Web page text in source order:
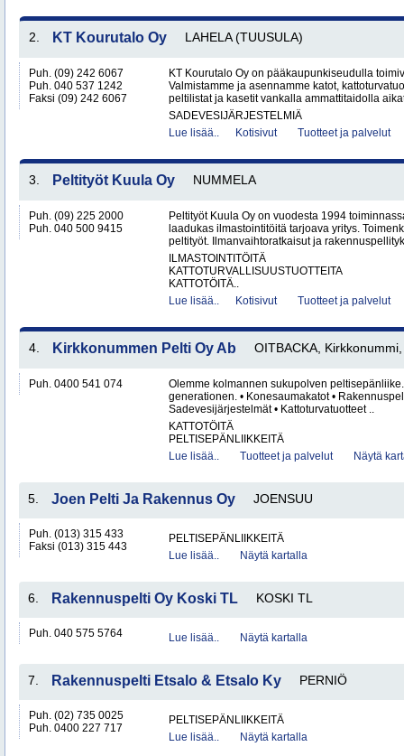
2. KT Kourutalo Oy LAHELA (TUUSULA)
Puh. (09) 242 6067
Puh. 040 537 1242
Faksi (09) 242 6067
KT Kourutalo Oy on pääkaupunkiseudulla
Valmistamme ja asennamme katot,
peltilistat ja kasetit vankalla ammattitaidolla
SADEVESIJÄRJESTELMIÄ
Lue lisää..
Kotisivut Tuotteet ja palvelut
3. Peltityöt Kuula Oy NUMMELA
Puh. (09) 225 2000
Puh. 040 500 9415
Peltityöt Kuula Oy on vuodesta 1994
laadukas ilmastointitöitä tarjoava yritys.
peltityöt. Ilmanvaihtoratkaisut ja
ILMASTOINTITÖITÄ
KATTOTURVALLISUUSTUOTTEITA
KATTOTÖITÄ..
Lue lisää..
Kotisivut Tuotteet ja palvelut
4. Kirkkonummen Pelti Oy Ab OITBACKA,
Puh. 0400 541 074
Olemme kolmannen sukupolven
generationen. • Konesaumakatot •
Sadevesijärjestelmät • Kattoturvatuotteet ..
KATTOTÖITÄ
PELTISEPÄNLIIKKEITÄ
Lue lisää..
Tuotteet ja palvelut Näytä
5. Joen Pelti Ja Rakennus Oy JOENSUU
Puh. (013) 315 433
Faksi (013) 315 443
PELTISEPÄNLIIKKEITÄ
Lue lisää..
Näytä kartalla
6. Rakennuspelti Oy Koski TL KOSKI TL
Puh. 040 575 5764 Lue lisää.. Näytä kartalla
7. Rakennuspelti Etsalo & Etsalo Ky PERNIÖ
Puh. (02) 735 0025
Puh. 0400 227 717
PELTISEPÄNLIIKKEITÄ
Lue lisää..
Näytä kartalla